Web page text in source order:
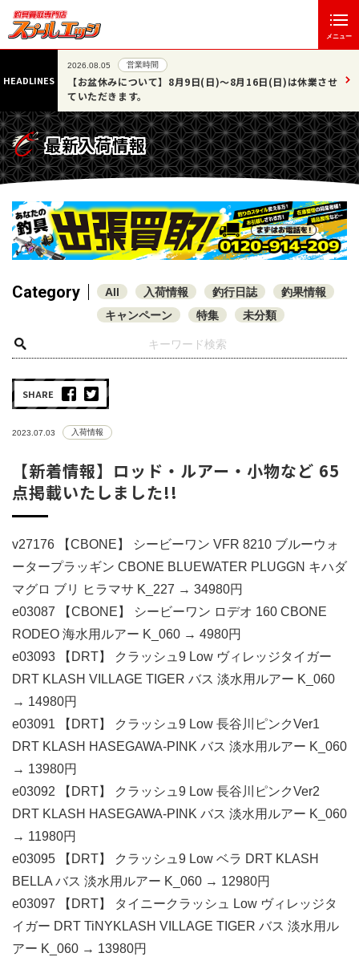
メニュー
HEADLINES
しま
2026.08.05 営業時間
【お盆休みについて】8月9日(日)～8月16日(日)は休業させ
ていただきます。
最新入荷情報
Category All 入荷情報 釣行日誌
釣果情報
キャンペーン
特集 未分類
SHARE
2023.07.03 入荷情報
【新着情報】ロッド・ルアー・小物など 65
点掲載いたしました!!
v27176 【CBONE】 シービーワン VFR 8210 ブルーウォ
ータープラッギン CBONE BLUEWATER PLUGGN キハダ
マグロ ブリ ヒラマサ K_227 → 34980円
e03087 【CBONE】 シービーワン ロデオ 160 CBONE
RODEO 海水用ルアー K_060 → 4980円
e03093 【DRT】 クラッシュ9 Low ヴィレッジタイガー
DRT KLASH VILLAGE TIGER バス 淡水用ルアー K_060
→ 14980円
e03091 【DRT】 クラッシュ9 Low 長谷川ピンクVer1
DRT KLASH HASEGAWA-PINK バス 淡水用ルアー K_060
→ 13980円
e03092 【DRT】 クラッシュ9 Low 長谷川ピンクVer2
DRT KLASH HASEGAWA-PINK バス 淡水用ルアー K_060
→ 11980円
e03095 【DRT】 クラッシュ9 Low ベラ DRT KLASH
BELLA バス 淡水用ルアー K_060 → 12980円
e03097 【DRT】 タイニークラッシュ Low ヴィレッジタ
イガー DRT TiNYKLASH VILLAGE TIGER バス 淡水用ル
アー K_060 → 13980円